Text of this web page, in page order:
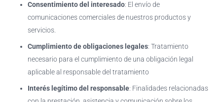
Consentimiento del interesado: El envío de
comunicaciones comerciales de nuestros productos y
servicios.
Cumplimiento de obligaciones legales: Tratamiento
necesario para el cumplimiento de una obligación legal
aplicable al responsable del tratamiento
Interés legítimo del responsable: Finalidades relacionadas